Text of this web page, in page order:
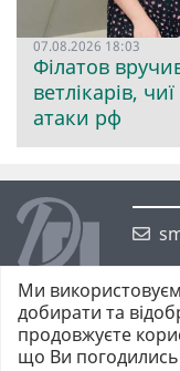
07.08.2026 18:03
Філатов
ветлікарів,
атаки рф
Ми
добирати та
продовжуєте
що Ви